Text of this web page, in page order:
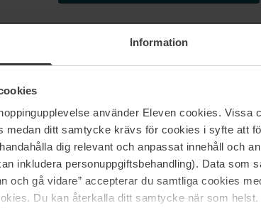
Information
använder Eleven cookies. Vissa
medan ditt samtycke krävs för cookies i syfte att
dig relevant och anpassat innehåll och
inkludera personuppgiftsbehandling). Data som
och gå vidare” accepterar du samtliga cookies
Du kan återkalla ditt samtycke när som
Om oss
Jobba hos oss
Våra varumärken